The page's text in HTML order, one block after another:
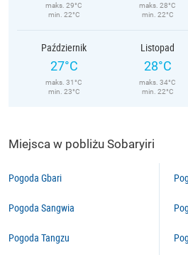
maks. 29°C
min. 22°C
maks. 28°C
min. 22°C
Październik
27°C
maks. 31°C
min. 23°C
Listopad
28°C
maks. 34°C
min. 22°C
Miejsca w pobliżu Sobaryiri
Pogoda Gbari
Pogoda Sangwia
Pogoda Tangzu